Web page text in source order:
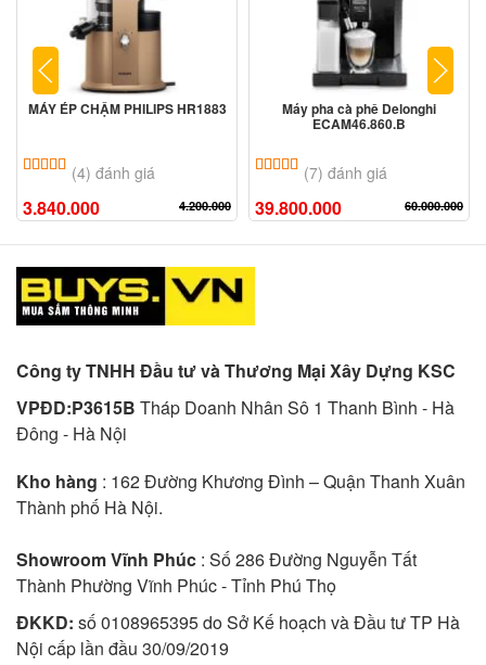
MÁY ÉP CHẬM PHILIPS HR1883
5.00 trên 5 dựa trên
(4) đánh giá
3.840.000 4.200.000
Máy pha cà phê Delonghi
ECAM46.860.B
5.00 trên 5 dựa trên
(7) đánh giá
39.800.000 60.000.000
Công ty TNHH Đầu tư và Thương Mại Xây Dựng KSC
VPĐD:P3615B Tháp Doanh Nhân Sô 1 Thanh Bình - Hà
Đông - Hà Nội
Kho hàng : 162 Đường Khương Đình – Quận Thanh Xuân
Thành phố Hà Nội.
Showroom Vĩnh Phúc : Số 286 Đường Nguyễn Tất
Thành Phường Vĩnh Phúc - Tỉnh Phú Thọ
ĐKKD: số 0108965395 do Sở Kế hoạch và Đầu tư TP Hà
Nội cấp lần đầu 30/09/2019